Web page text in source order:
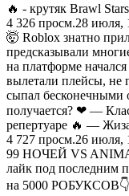
🔥 - крутяк Brawl
4 326 просм.28 июля,
🤯 Roblox знатно
предсказывали
на платформе
вылетали плейсы, не
сыпал бесконечными
получается? ❤ —
репертуаре 🔥 —
4 727 просм.26 июля,
99 НОЧЕЙ VS
лайк под последним
на 5000